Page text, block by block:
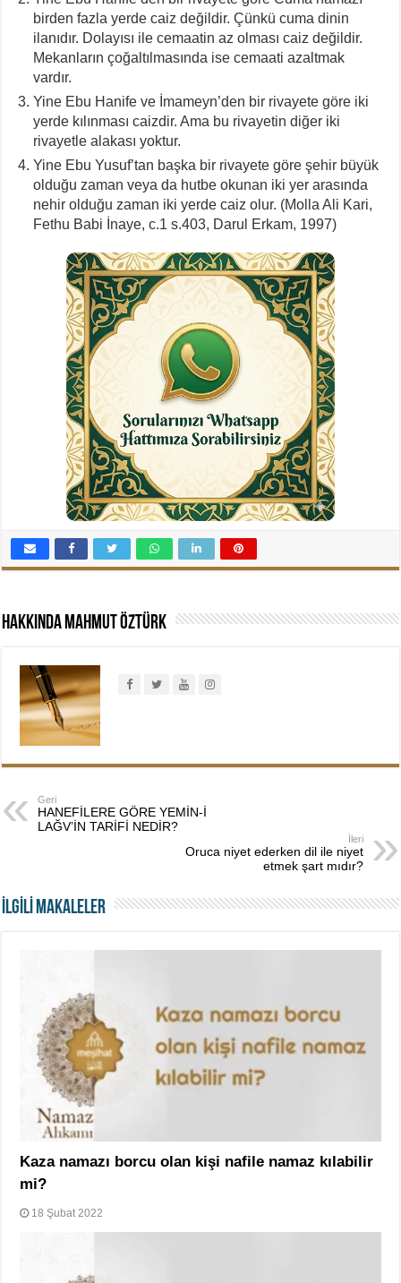
birden fazla yerde caiz değildir. Çünkü cuma dinin
ilanıdır. Dolayısı ile cemaatin az olması caiz değildir.
Mekanların çoğaltılmasında ise cemaati azaltmak
vardır.
Yine Ebu Hanife ve İmameyn’den bir rivayete göre iki
yerde kılınması caizdir. Ama bu rivayetin diğer iki
rivayetle alakası yoktur.
Yine Ebu Yusuf’tan başka bir rivayete göre şehir büyük
olduğu zaman veya da hutbe okunan iki yer arasında
nehir olduğu zaman iki yerde caiz olur. (Molla Ali Kari,
Fethu Babi İnaye, c.1 s.403, Darul Erkam, 1997)
Hakkında Mahmut Öztürk
Geri
HANEFİLERE GÖRE YEMİN-İ
LAĞV’İN TARİFİ NEDİR?
İleri
Oruca niyet ederken dil ile niyet
etmek şart mıdır?
İLGİLİ MAKALELER
Kaza namazı borcu olan kişi nafile namaz kılabilir
mi?
18 Şubat 2022